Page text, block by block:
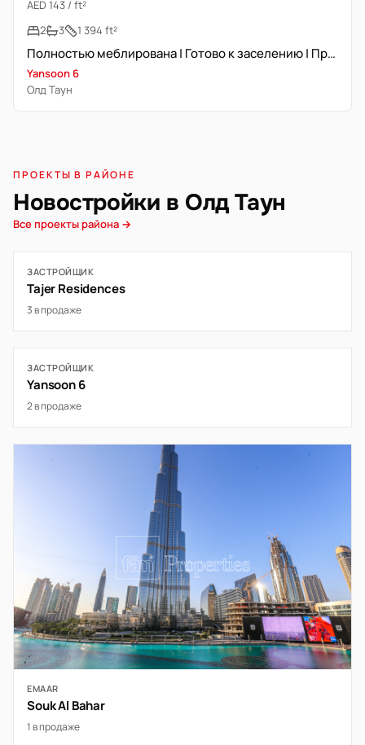
AED 143 / ft²
2
3 1 394 ft²
Полностью меблирована | Готово к заселению | Прайм-локация
Yansoon 6
Олд Таун
ПРОЕКТЫ В РАЙОНЕ
Новостройки в Олд Таун
Все проекты района →
ЗАСТРОЙЩИК
Tajer Residences
3 в продаже
ЗАСТРОЙЩИК
Yansoon 6
2 в продаже
EMAAR
Souk Al Bahar
1 в продаже